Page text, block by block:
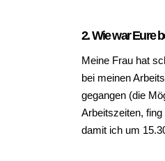
2. Wie war Eure
Meine Frau hat
bei meinen
gegangen (die
Arbeitszeiten,
damit ich um